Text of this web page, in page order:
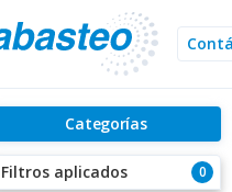
Categorías
0
Filtros aplicados